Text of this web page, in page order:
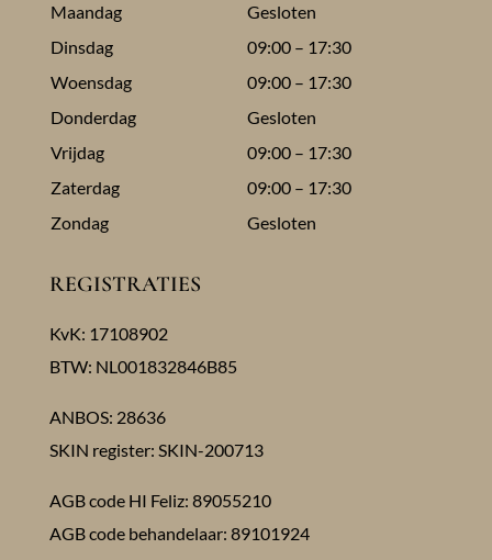
Maandag
Gesloten
Dinsdag
09:00 – 17:30
Woensdag
09:00 – 17:30
Donderdag
Gesloten
Vrijdag
09:00 – 17:30
Zaterdag
09:00 – 17:30
Zondag
Gesloten
REGISTRATIES
KvK: 17108902
BTW: NL001832846B85
ANBOS: 28636
SKIN register: SKIN-200713
AGB code HI Feliz: 89055210
AGB code behandelaar: 89101924